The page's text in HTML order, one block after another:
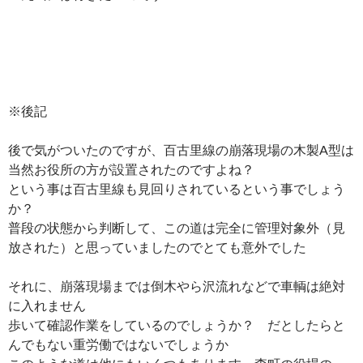
※後記
後で気がついたのですが、百古里線の崩落現場の木製A型は
当然お役所の方が設置されたのですよね？
という事は百古里線も見回りされているという事でしょう
か？
普段の状態から判断して、この道は完全に管理対象外（見
放された）と思っていましたのでとても意外でした
それに、崩落現場までは倒木やら沢流れなどで車輌は絶対
に入れません
歩いて確認作業をしているのでしょうか？ だとしたらと
んでもない重労働ではないでしょうか